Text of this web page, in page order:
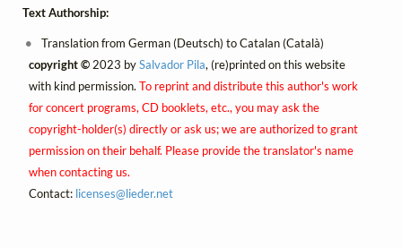
Text Authorship:
Translation from German (Deutsch) to Catalan (Català)
copyright ©2023 bySalvador Pila, (re)printed on this website
with kind permission. To reprint and distribute this author's work
for concert programs, CD booklets, etc., you may ask the
copyright-holder(s) directly or ask us; we are authorized to grant
permission on their behalf. Please provide the translator's name
when contacting us.
Contact: licenses@lieder.net